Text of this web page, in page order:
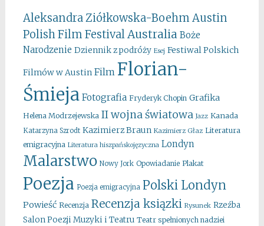
Aleksandra Ziółkowska-Boehm Austin
Polish Film FestivalAustralia Boże
Narodzenie Dziennik z podróży Esej Festiwal Polskich
Filmów w Austin Film Florian-
Śmieja Fotografia Fryderyk Chopin Grafika
Helena Modrzejewska II wojna światowa Jazz Kanada
Katarzyna Szrodt Kazimierz Braun Kazimierz Głaz Literatura
emigracyjna Literatura hiszpańskojęzyczna Londyn
Malarstwo Nowy Jork Opowiadanie Plakat
Poezja Poezja emigracyjna Polski Londyn
Powieść Recenzja Recenzja ksiązki Rysunek Rzeźba
Salon Poezji Muzyki i Teatru Teatr spełnionych nadziei